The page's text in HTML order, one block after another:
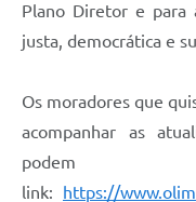
Plano Diretor e para
justa, democrática e
Os moradores que
acompanhar as
link: https://